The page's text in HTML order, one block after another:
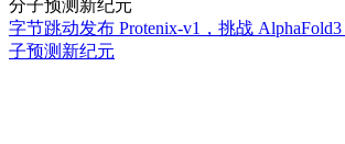
字节跳动发布 Protenix-v1，挑战
子预测新纪元